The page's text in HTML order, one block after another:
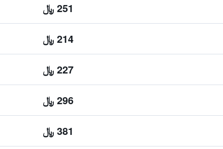
251 ﷼
214 ﷼
227 ﷼
296 ﷼
381 ﷼